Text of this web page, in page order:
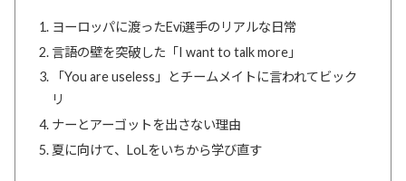
ヨーロッパに渡ったEvi選手のリアルな日常
言語の壁を突破した「I want to talk more」
「You are useless」とチームメイトに言われてビック
リ
ナーとアーゴットを出さない理由
夏に向けて、LoLをいちから学び直す